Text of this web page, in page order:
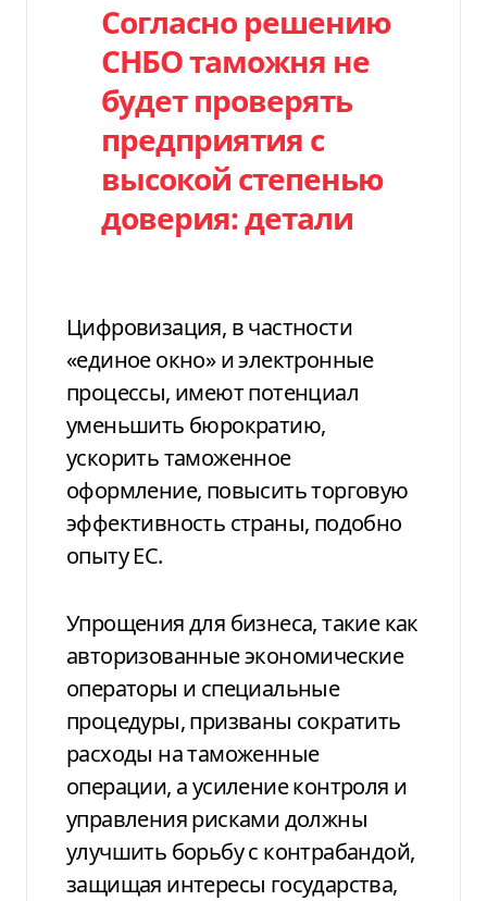
Согласно решению
СНБО таможня не
будет проверять
предприятия с
высокой степенью
доверия: детали
Цифровизация, в частности
«единое окно» и электронные
процессы, имеют потенциал
уменьшить бюрократию,
ускорить таможенное
оформление, повысить торговую
эффективность страны, подобно
опыту ЕС.
Упрощения для бизнеса, такие как
авторизованные экономические
операторы и специальные
процедуры, призваны сократить
расходы на таможенные
операции, а усиление контроля и
управления рисками должны
улучшить борьбу с контрабандой,
защищая интересы государства,